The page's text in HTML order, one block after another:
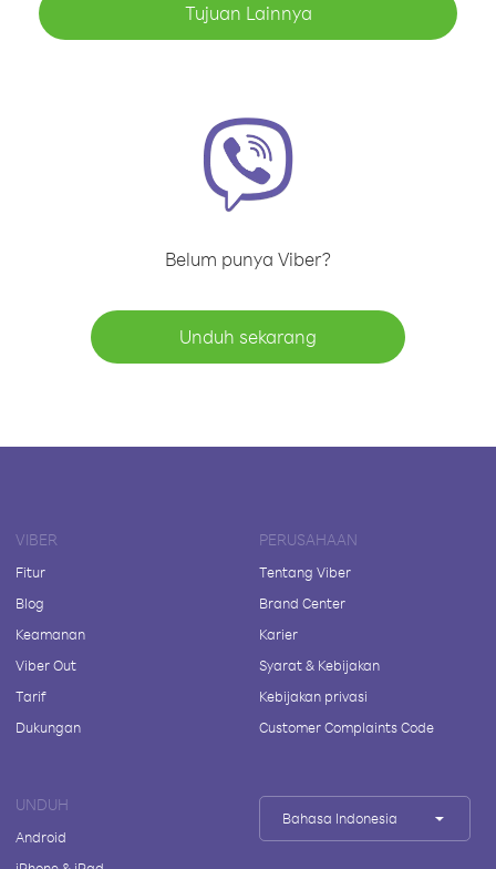
Tujuan Lainnya
Belum punya Viber?
Unduh sekarang
VIBER
Fitur
Blog
Keamanan
Viber Out
Tarif
Dukungan
PERUSAHAAN
Tentang Viber
Brand Center
Karier
Syarat & Kebijakan
Kebijakan privasi
Customer Complaints Code
UNDUH
Android
Bahasa Indonesia